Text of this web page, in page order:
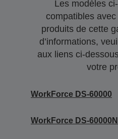
Les modèles
compatibles
produits de cette
d’informations,
aux liens ci-
votre
WorkForce DS-60000
WorkForce DS-60000N